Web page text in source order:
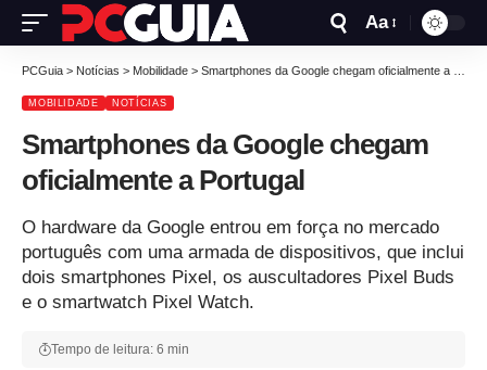
Aa
PCGuia > Notícias > Mobilidade > Smartphones da Google chegam oficialmente a Portugal
MOBILIDADE NOTÍCIAS
Smartphones da Google chegam
oficialmente a Portugal
O hardware da Google entrou em força no mercado
português com uma armada de dispositivos, que inclui
dois smartphones Pixel, os auscultadores Pixel Buds
e o smartwatch Pixel Watch.
Tempo de leitura: 6 min